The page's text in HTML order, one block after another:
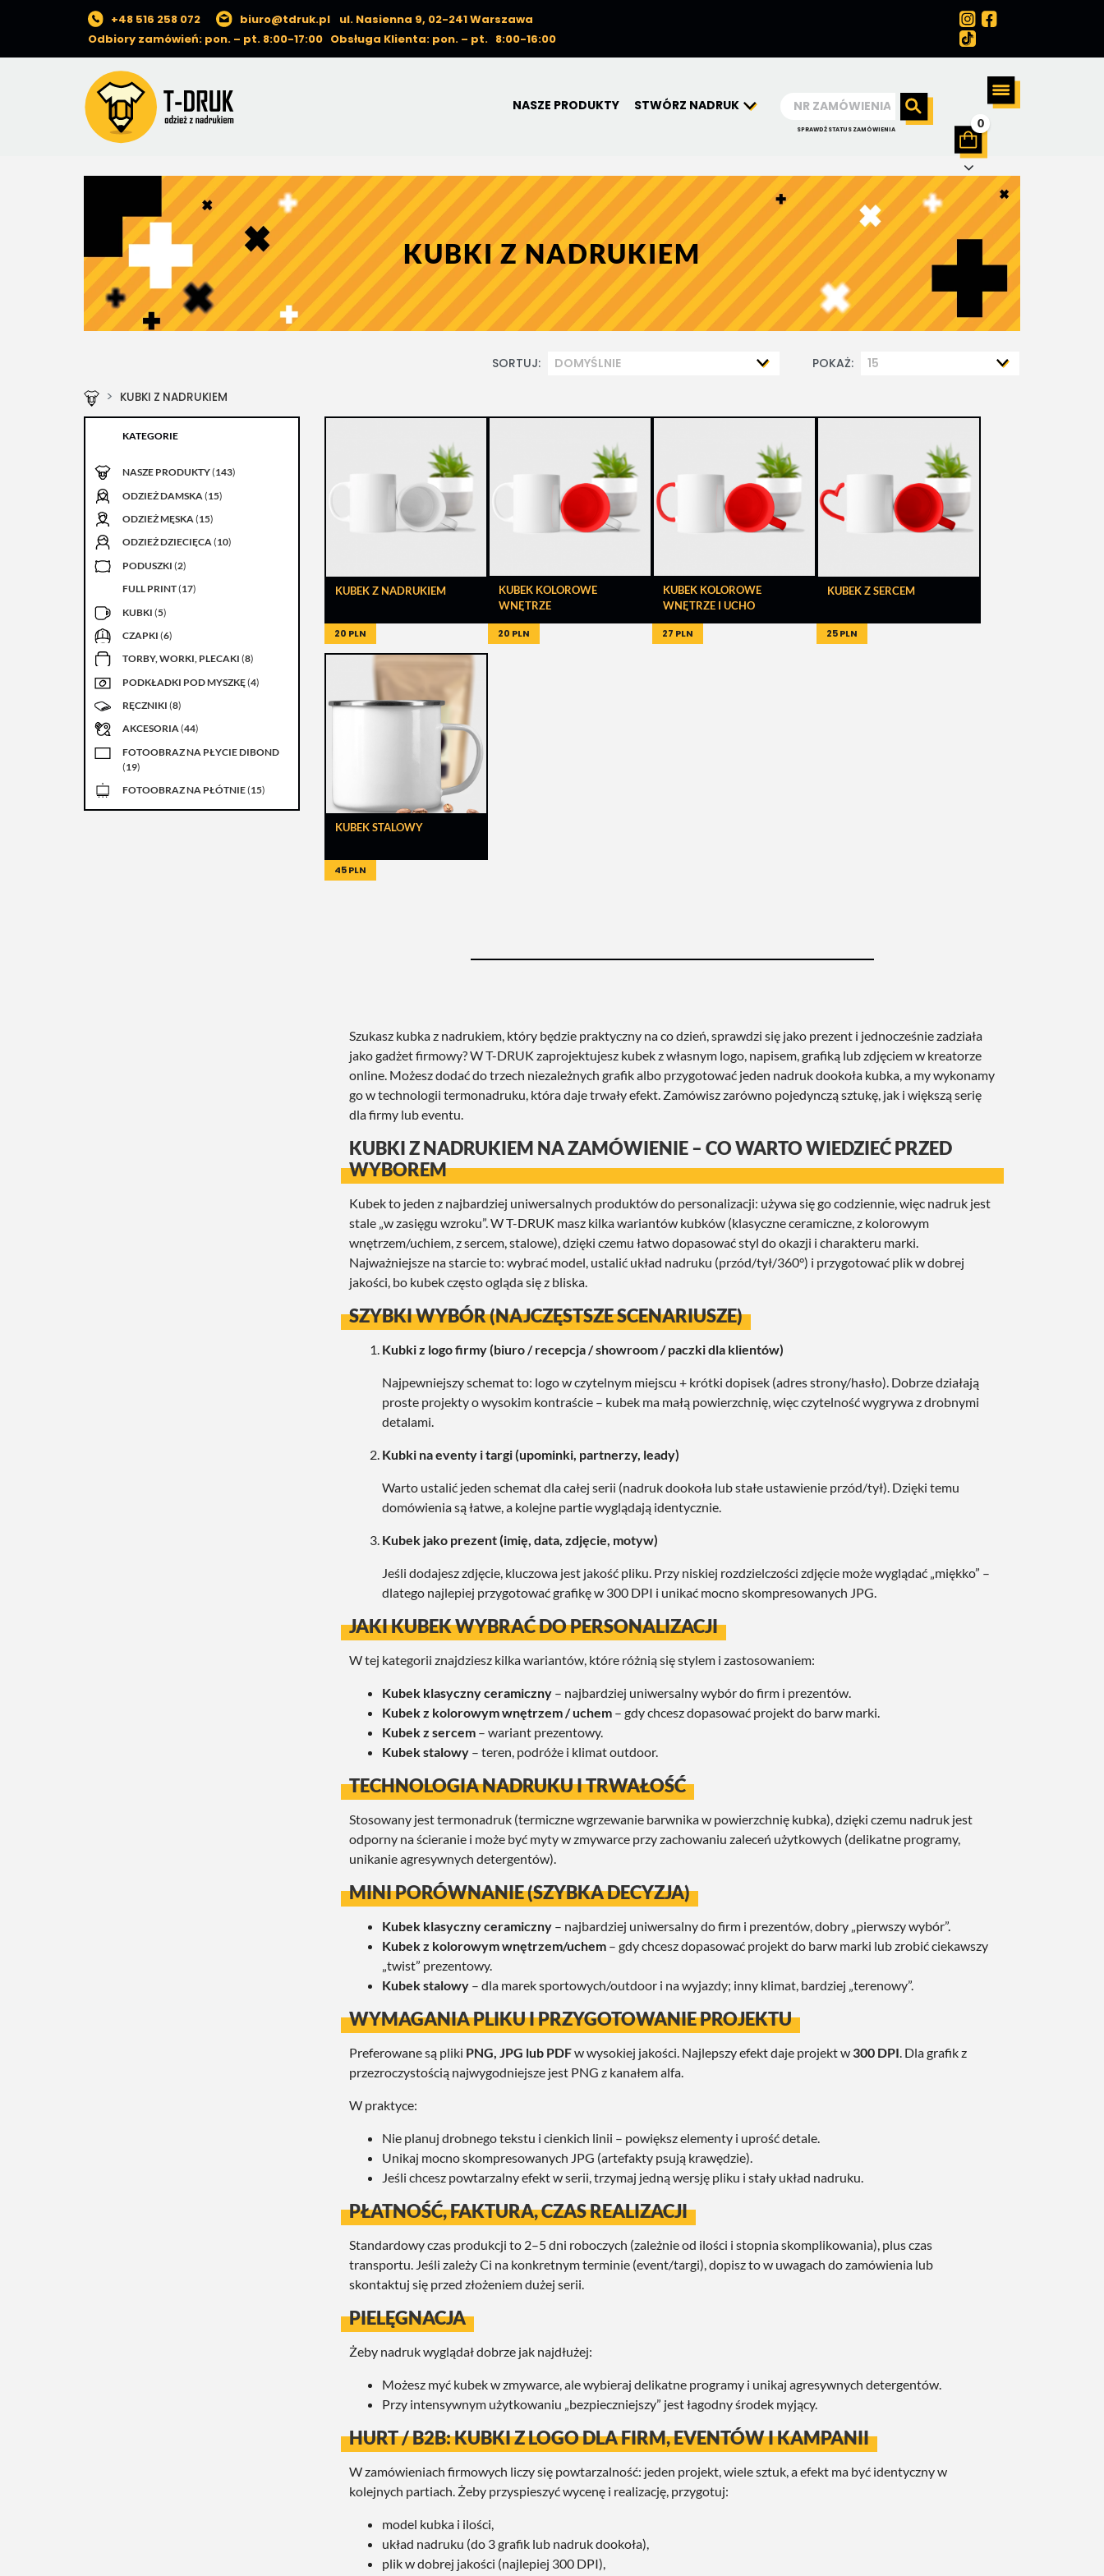
+48 516 258 072 biuro@tdruk.pl
ul. Nasienna 9, 02-241 Warszawa
Odbiory zamówień: pon. – pt. 8:00-17:00 Obsługa Klienta: pon. – pt. 8:00-16:00
NASZE PRODUKTY STWÓRZ NADRUK
SPRAWDŹ STATUS ZAMÓWIENIA 0
KUBKI Z NADRUKIEM
SORTUJ: POKAŻ:
KUBKI Z NADRUKIEM
KATEGORIE
NASZE PRODUKTY(143)
ODZIEŻ DAMSKA(15)
ODZIEŻ MĘSKA(15)
ODZIEŻ DZIECIĘCA(10)
PODUSZKI(2)
FULL PRINT(17)
KUBKI(5)
CZAPKI(6)
TORBY, WORKI, PLECAKI(8)
PODKŁADKI POD MYSZKĘ(4)
RĘCZNIKI(8)
AKCESORIA(44)
FOTOOBRAZ NA PŁYCIE DIBOND
(19)
FOTOOBRAZ NA PŁÓTNIE(15)
KUBEK Z NADRUKIEM
20 PLN
KUBEK KOLOROWE
WNĘTRZE
20 PLN
KUBEK KOLOROWE
WNĘTRZE I UCHO
27 PLN
KUBEK Z SERCEM
25 PLN
KUBEK STALOWY
45 PLN
Szukasz kubka z nadrukiem, który będzie praktyczny na co dzień, sprawdzi się jako prezent i jednocześnie zadziała
jako gadżet firmowy? W T-DRUK zaprojektujesz kubek z własnym logo, napisem, grafiką lub zdjęciem w kreatorze
online. Możesz dodać do trzech niezależnych grafik albo przygotować jeden nadruk dookoła kubka, a my wykonamy
go w technologii termonadruku, która daje trwały efekt. Zamówisz zarówno pojedynczą sztukę, jak i większą serię
dla firmy lub eventu.
KUBKI Z NADRUKIEM NA ZAMÓWIENIE – CO WARTO WIEDZIEĆ PRZED
WYBOREM
Kubek to jeden z najbardziej uniwersalnych produktów do personalizacji: używa się go codziennie, więc nadruk jest
stale „w zasięgu wzroku”. W T-DRUK masz kilka wariantów kubków (klasyczne ceramiczne, z kolorowym
wnętrzem/uchiem, z sercem, stalowe), dzięki czemu łatwo dopasować styl do okazji i charakteru marki.
Najważniejsze na starcie to: wybrać model, ustalić układ nadruku (przód/tył/360°) i przygotować plik w dobrej
jakości, bo kubek często ogląda się z bliska.
SZYBKI WYBÓR (NAJCZĘSTSZE SCENARIUSZE)
Kubki z logo firmy (biuro / recepcja / showroom / paczki dla klientów)
Najpewniejszy schemat to: logo w czytelnym miejscu + krótki dopisek (adres strony/hasło). Dobrze działają
proste projekty o wysokim kontraście – kubek ma małą powierzchnię, więc czytelność wygrywa z drobnymi
detalami.
Kubki na eventy i targi (upominki, partnerzy, leady)
Warto ustalić jeden schemat dla całej serii (nadruk dookoła lub stałe ustawienie przód/tył). Dzięki temu
domówienia są łatwe, a kolejne partie wyglądają identycznie.
Kubek jako prezent (imię, data, zdjęcie, motyw)
Jeśli dodajesz zdjęcie, kluczowa jest jakość pliku. Przy niskiej rozdzielczości zdjęcie może wyglądać „miękko” –
dlatego najlepiej przygotować grafikę w 300 DPI i unikać mocno skompresowanych JPG.
JAKI KUBEK WYBRAĆ DO PERSONALIZACJI
W tej kategorii znajdziesz kilka wariantów, które różnią się stylem i zastosowaniem:
Kubek klasyczny ceramiczny– najbardziej uniwersalny wybór do firm i prezentów.
Kubek z kolorowym wnętrzem/ uchem– gdy chcesz dopasować projekt do barw marki.
Kubek z sercem– wariant prezentowy.
Kubek stalowy– teren, podróże i klimat outdoor.
TECHNOLOGIA NADRUKU I TRWAŁOŚĆ
Stosowany jest termonadruk (termiczne wgrzewanie barwnika w powierzchnię kubka), dzięki czemu nadruk jest
odporny na ścieranie i może być myty w zmywarce przy zachowaniu zaleceń użytkowych (delikatne programy,
unikanie agresywnych detergentów).
MINI PORÓWNANIE (SZYBKA DECYZJA)
Kubek klasyczny ceramiczny– najbardziej uniwersalny do firm i prezentów, dobry „pierwszy wybór”.
Kubek z kolorowym wnętrzem/uchem– gdy chcesz dopasować projekt do barw marki lub zrobić ciekawszy
„twist” prezentowy.
Kubek stalowy– dla marek sportowych/outdoor i na wyjazdy; inny klimat, bardziej „terenowy”.
WYMAGANIA PLIKU I PRZYGOTOWANIE PROJEKTU
Preferowane są pliki PNG, JPG lub PDFw wysokiej jakości. Najlepszy efekt daje projekt w 300 DPI. Dla grafik z
przezroczystością najwygodniejsze jest PNG z kanałem alfa.
W praktyce:
Nie planuj drobnego tekstu i cienkich linii – powiększ elementy i uprość detale.
Unikaj mocno skompresowanych JPG (artefakty psują krawędzie).
Jeśli chcesz powtarzalny efekt w serii, trzymaj jedną wersję pliku i stały układ nadruku.
PŁATNOŚĆ, FAKTURA, CZAS REALIZACJI
Standardowy czas produkcji to 2–5 dni roboczych (zależnie od ilości i stopnia skomplikowania), plus czas
transportu. Jeśli zależy Ci na konkretnym terminie (event/targi), dopisz to w uwagach do zamówienia lub
skontaktuj się przed złożeniem dużej serii.
PIELĘGNACJA
Żeby nadruk wyglądał dobrze jak najdłużej:
Możesz myć kubek w zmywarce, ale wybieraj delikatne programy i unikaj agresywnych detergentów.
Przy intensywnym użytkowaniu „bezpieczniejszy” jest łagodny środek myjący.
HURT / B2B: KUBKI Z LOGO DLA FIRM, EVENTÓW I KAMPANII
W zamówieniach firmowych liczy się powtarzalność: jeden projekt, wiele sztuk, a efekt ma być identyczny w
kolejnych partiach. Żeby przyspieszyć wycenę i realizację, przygotuj:
model kubka i ilości,
układ nadruku (do 3 grafik lub nadruk dookoła),
plik w dobrej jakości (najlepiej 300 DPI),